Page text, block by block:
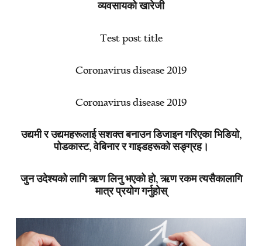
व्यवसायको खारेजी
Test post title
Coronavirus disease 2019
Coronavirus disease 2019
उद्यमी र उद्यमहरूलाई सशक्त बनाउन डिजाइन गरिएका भिडियो,
पोडकास्ट, वेबिनार र गाइडहरूको सङ्ग्रह।
जुन उदेश्यको लागि ऋण लिनु भएको हो, ऋण रकम त्यसैकालागि
मात्र प्रयोग गर्नुहोस्